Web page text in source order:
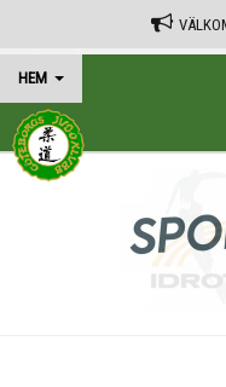
HEM
HEM
TRÄNINGSSCHEMA